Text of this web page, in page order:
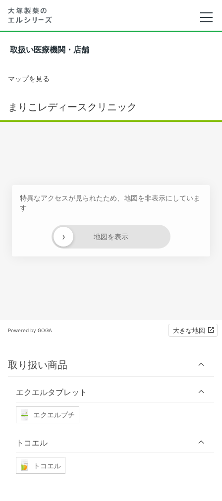
取扱い医療機関・店舗
マップを見る
まりこレディースクリニック
特異なアクセスが見られたため、地図を非表示にしていま
す
地図を表示
›
Powered by GOGA 大きな地図
取り扱い商品
エクエルタブレット
エクエルプチ
トコエル
トコエル